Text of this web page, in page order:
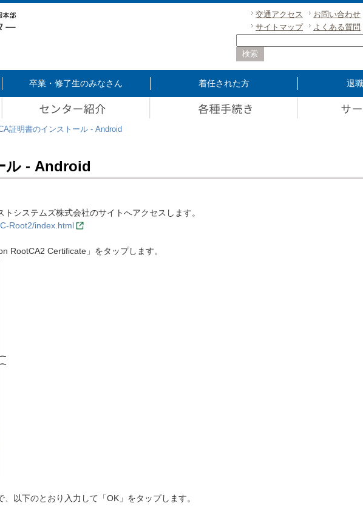
交通アクセス
お問い合わせ
サイトマップ
よくある質問
卒業・修了生のみなさん 着任された方 退
証明書のインストール - Android
ル - Android
システムズ株式会社のサイトへアクセスします。
Root2/index.html
RootCA2 Certificate」をタップします。
以下のとおり入力して「OK」をタップします。